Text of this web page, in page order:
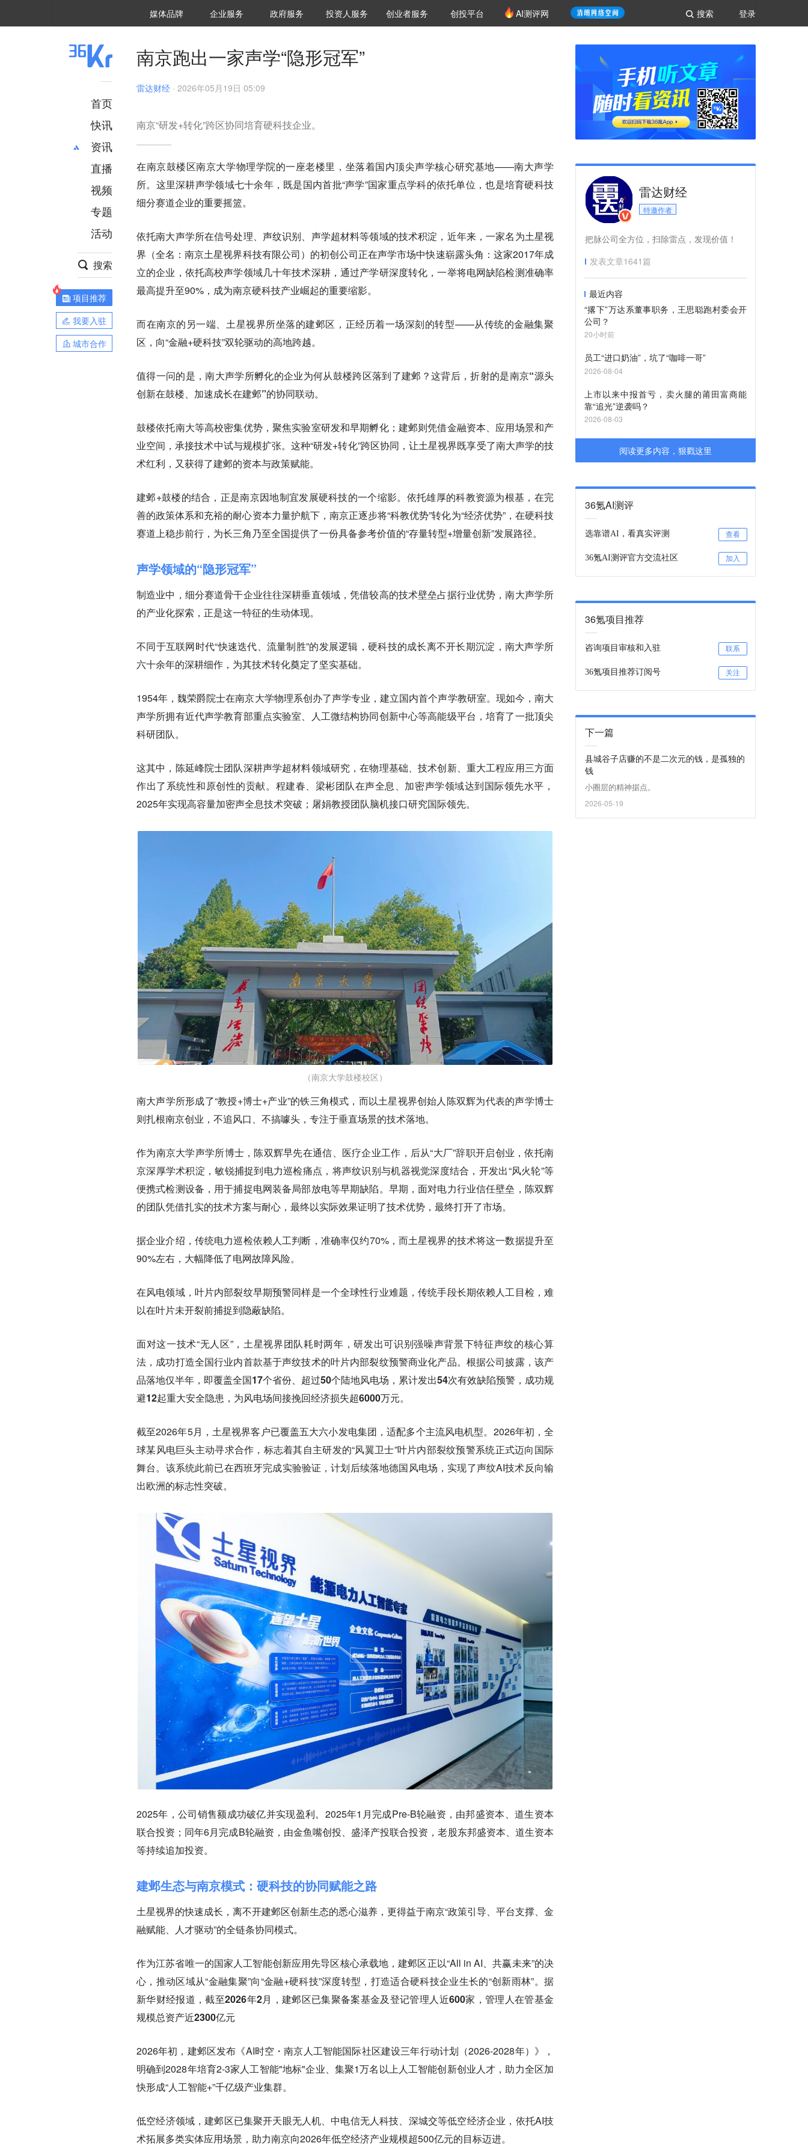
登录
搜索
媒体品牌 36Kr研究院
企业服务 城市之窗
政府服务 VClub投资机构库
投资机构职位推介
投资人服务 创投氪堂
创业者服务 创投平台 AI测评网
首页
快讯
资讯
推荐
财经
项目推荐
安徽
直播
视频
专题
活动
搜索
项目推荐
我要入驻
城市合作
南京跑出一家声学“隐形冠军”
雷达财经 · 2026年05月19日 05:09
南京“研发+转化”跨区协同培育硬科技企业。
在南京鼓楼区南京大学物理学院的一座老楼里，坐落着国内顶尖声学核心研究基地——南大声学
所。这里深耕声学领域七十余年，既是国内首批“声学”国家重点学科的依托单位，也是培育硬科技
细分赛道企业的重要摇篮。
依托南大声学所在信号处理、声纹识别、声学超材料等领域的技术积淀，近年来，一家名为土星视
界（全名：南京土星视界科技有限公司）的初创公司正在声学市场中快速崭露头角：这家2017年成
立的企业，依托高校声学领域几十年技术深耕，通过产学研深度转化，一举将电网缺陷检测准确率
最高提升至90%，成为南京硬科技产业崛起的重要缩影。
而在南京的另一端、土星视界所坐落的建邺区，正经历着一场深刻的转型——从传统的金融集聚
区，向“金融+硬科技”双轮驱动的高地跨越。
值得一问的是，南大声学所孵化的企业为何从鼓楼跨区落到了建邺？这背后，折射的是南京“源头
创新在鼓楼、加速成长在建邺”的协同联动。
鼓楼依托南大等高校密集优势，聚焦实验室研发和早期孵化；建邺则凭借金融资本、应用场景和产
业空间，承接技术中试与规模扩张。这种“研发+转化”跨区协同，让土星视界既享受了南大声学的技
术红利，又获得了建邺的资本与政策赋能。
建邺+鼓楼的结合，正是南京因地制宜发展硬科技的一个缩影。依托雄厚的科教资源为根基，在完
善的政策体系和充裕的耐心资本力量护航下，南京正逐步将“科教优势”转化为“经济优势”，在硬科技
赛道上稳步前行，为长三角乃至全国提供了一份具备参考价值的“存量转型+增量创新”发展路径。
声学领域的“隐形冠军”
制造业中，细分赛道骨干企业往往深耕垂直领域，凭借较高的技术壁垒占据行业优势，南大声学所
的产业化探索，正是这一特征的生动体现。
不同于互联网时代“快速迭代、流量制胜”的发展逻辑，硬科技的成长离不开长期沉淀，南大声学所
六十余年的深耕细作，为其技术转化奠定了坚实基础。
1954年，魏荣爵院士在南京大学物理系创办了声学专业，建立国内首个声学教研室。现如今，南大
声学所拥有近代声学教育部重点实验室、人工微结构协同创新中心等高能级平台，培育了一批顶尖
科研团队。
这其中，陈延峰院士团队深耕声学超材料领域研究，在物理基础、技术创新、重大工程应用三方面
作出了系统性和原创性的贡献。程建春、梁彬团队在声全息、加密声学领域达到国际领先水平，
2025年实现高容量加密声全息技术突破；屠娟教授团队脑机接口研究国际领先。
（南京大学鼓楼校区）
南大声学所形成了“教授+博士+产业”的铁三角模式，而以土星视界创始人陈双辉为代表的声学博士
则扎根南京创业，不追风口、不搞噱头，专注于垂直场景的技术落地。
作为南京大学声学所博士，陈双辉早先在通信、医疗企业工作，后从“大厂”辞职开启创业，依托南
京深厚学术积淀，敏锐捕捉到电力巡检痛点，将声纹识别与机器视觉深度结合，开发出“风火轮”等
便携式检测设备，用于捕捉电网装备局部放电等早期缺陷。早期，面对电力行业信任壁垒，陈双辉
的团队凭借扎实的技术方案与耐心，最终以实际效果证明了技术优势，最终打开了市场。
据企业介绍，传统电力巡检依赖人工判断，准确率仅约70%，而土星视界的技术将这一数据提升至
90%左右，大幅降低了电网故障风险。
在风电领域，叶片内部裂纹早期预警同样是一个全球性行业难题，传统手段长期依赖人工目检，难
以在叶片未开裂前捕捉到隐蔽缺陷。
面对这一技术“无人区”，土星视界团队耗时两年，研发出可识别强噪声背景下特征声纹的核心算
法，成功打造全国行业内首款基于声纹技术的叶片内部裂纹预警商业化产品。 根据公司披露，该产
品落地仅半年，即覆盖全国17个省份、超过50个陆地风电场，累计发出54次有效缺陷预警，成功规
避12起重大安全隐患，为风电场间接挽回经济损失超6000万元。
截至2026年5月，土星视界客户已覆盖五大六小发电集团，适配多个主流风电机型。2026年初，全
球某风电巨头主动寻求合作，标志着其自主研发的“风翼卫士”叶片内部裂纹预警系统正式迈向国际
舞台。该系统此前已在西班牙完成实验验证，计划后续落地德国风电场，实现了声纹AI技术反向输
出欧洲的标志性突破。
2025年，公司销售额成功破亿并实现盈利。2025年1月完成Pre-B轮融资，由邦盛资本、道生资本
联合投资；同年6月完成B轮融资，由金鱼嘴创投、盛泽产投联合投资，老股东邦盛资本、道生资本
等持续追加投资。
建邺生态与南京模式：硬科技的协同赋能之路
土星视界的快速成长，离不开建邺区创新生态的悉心滋养，更得益于南京“政策引导、平台支撑、金
融赋能、人才驱动”的全链条协同模式。
作为江苏省唯一的国家人工智能创新应用先导区核心承载地，建邺区正以“All in AI、共赢未来”的决
心，推动区域从“金融集聚”向“金融+硬科技”深度转型，打造适合硬科技企业生长的“创新雨林”。 据
新华财经报道，截至2026年2月，建邺区已集聚备案基金及登记管理人近600家，管理人在管基金
规模总资产近2300亿元
2026年初，建邺区发布《AI时空・南京人工智能国际社区建设三年行动计划（2026-2028年）》，
明确到2028年培育2-3家人工智能"地标"企业、集聚1万名以上人工智能创新创业人才，助力全区加
快形成“人工智能+”千亿级产业集群。
低空经济领域，建邺区已集聚开天眼无人机、中电信无人科技、深城交等低空经济企业，依托AI技
术拓展多类实体应用场景，助力南京向2026年低空经济产业规模超500亿元的目标迈进。
雷达财经
特邀作者
把脉公司全方位，扫除雷点，发现价值！
发表文章1641篇
最近内容
“撂下”万达系董事职务，王思聪跑村委会开
公司？
20小时前
员工“进口奶油”，坑了“咖啡一哥”
2026-08-04
上市以来中报首亏，卖火腿的莆田富商能
靠“追光”逆袭吗？
2026-08-03
阅读更多内容，狠戳这里
36氪AI测评
选靠谱AI，看真实评测 查看
36氪AI测评官方交流社区 加入
36氪项目推荐
咨询项目审核和入驻 联系
36氪项目推荐订阅号 关注
下一篇
县城谷子店赚的不是二次元的钱，是孤独的
钱
小圈层的精神据点。
2026-05-19